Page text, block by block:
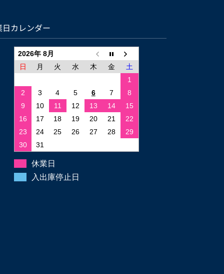
カレンダー
2026年 8月
日
月 火 水 木 金
土
1
2
3 4 5 6 7
8
9
10 11 12 13 14
15
16
17 18 19 20 21
22
23
24 25 26 27 28
29
30
31
休業日
入出庫停止日